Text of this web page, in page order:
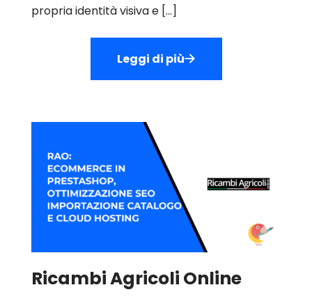
propria identità visiva e […]
Leggi di più
Ricambi Agricoli Online